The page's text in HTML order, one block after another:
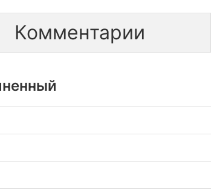
Комментарии